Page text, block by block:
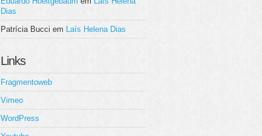
Dias
Patrícia Bucci em Laís Helena Dias
Links
Fragmentoweb
Vimeo
WordPress